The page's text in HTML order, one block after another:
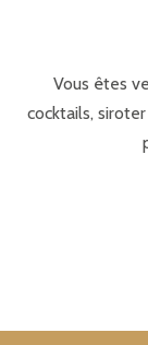
Vous êtes
cocktails,